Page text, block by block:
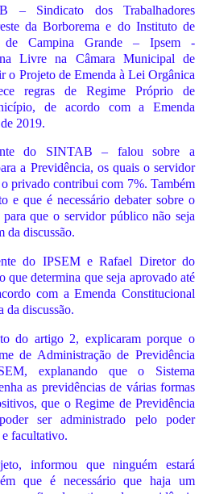
– Sindicato dos Trabalhadores
da Borborema e do Instituto de
de Campina Grande – Ipsem -
Livre na Câmara Municipal de
o Projeto de Emenda à Lei Orgânica
regras de Regime Próprio de
de acordo com a Emenda
2019.
do SINTAB – falou sobre a
a Previdência, os quais o servidor
privado contribui com 7%. Também
e que é necessário debater sobre o
que o servidor público não seja
da discussão.
do IPSEM e Rafael Diretor do
que determina que seja aprovado até
com a Emenda Constitucional
da discussão.
do artigo 2, explicaram porque o
de Administração de Previdência
explanando que o Sistema
as previdências de várias formas
que o Regime de Previdência
ser administrado pelo poder
facultativo.
informou que ninguém estará
que é necessário que haja um